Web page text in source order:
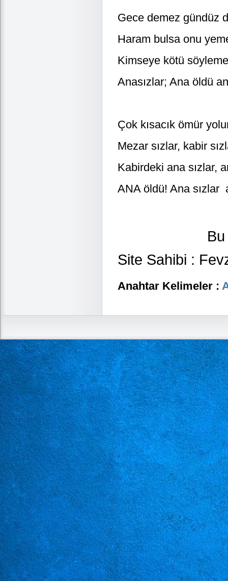
Gece demez gündüz
Haram bulsa onu
Kimseye kötü
Anasızlar; Ana öldü
Çok kısacık ömür
Mezar sızlar, kabir
Kabirdeki ana sızlar,
ANA öldü! Ana sızlar
Bu
Site Sahibi :
Anahtar Kelimeler :